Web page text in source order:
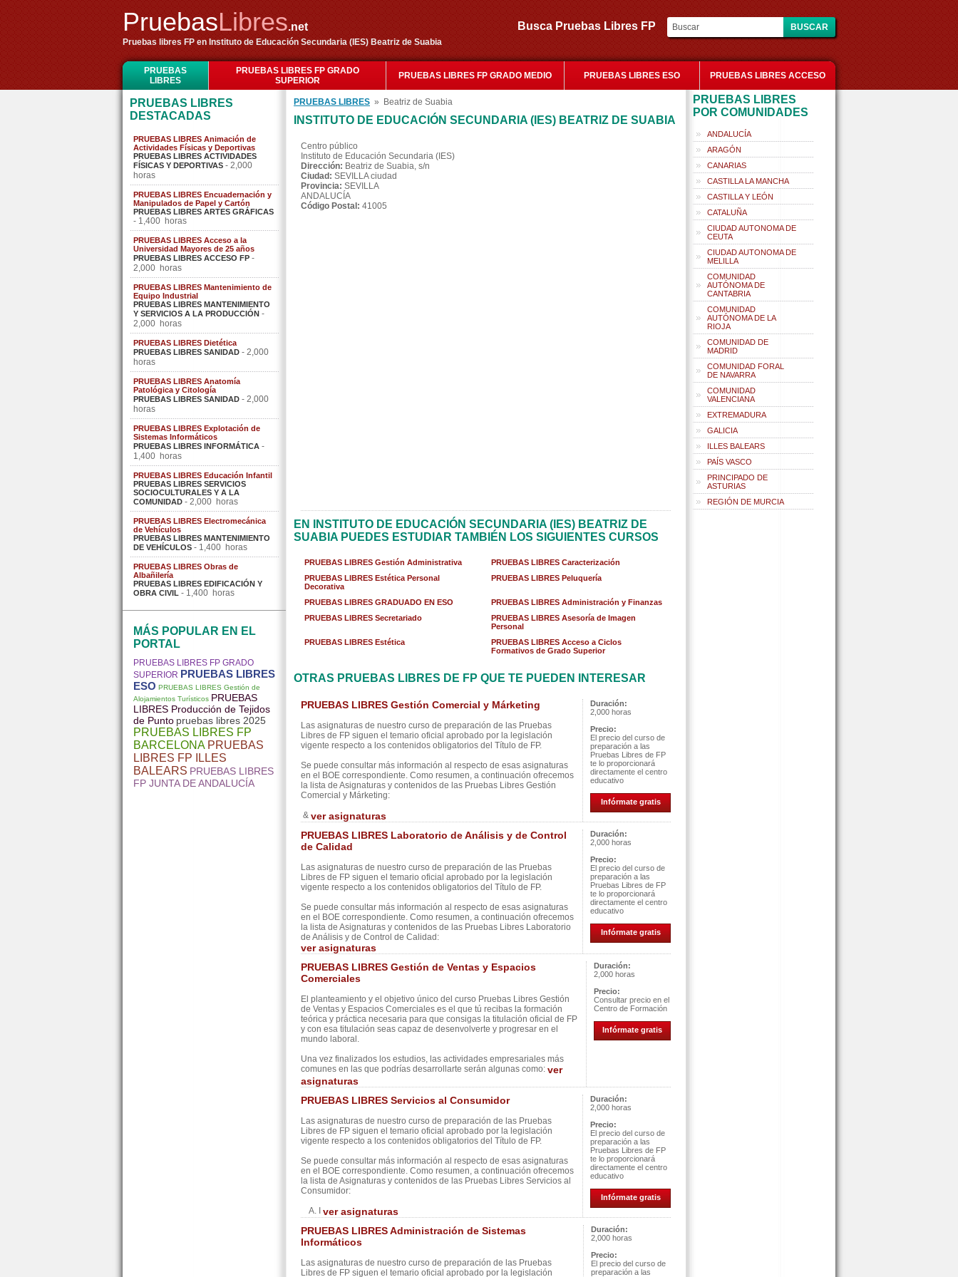
PruebasLibres.net
Pruebas libres FP en Instituto de Educación Secundaria (IES) Beatriz de Suabia
Busca Pruebas Libres FP
PRUEBAS
LIBRES
PRUEBAS LIBRES FP GRADO
SUPERIOR
PRUEBAS LIBRES FP GRADO MEDIO PRUEBAS LIBRES ESO PRUEBAS LIBRES ACCESO
PRUEBAS LIBRES
DESTACADAS
PRUEBAS LIBRES Animación de
Actividades Físicas y Deportivas
PRUEBAS LIBRES ACTIVIDADES
FÍSICAS Y DEPORTIVAS - 2,000
horas
PRUEBAS LIBRES Encuadernación y
Manipulados de Papel y Cartón
PRUEBAS LIBRES ARTES GRÁFICAS
- 1,400 horas
PRUEBAS LIBRES Acceso a la
Universidad Mayores de 25 años
PRUEBAS LIBRES ACCESO FP -
2,000 horas
PRUEBAS LIBRES Mantenimiento de
Equipo Industrial
PRUEBAS LIBRES MANTENIMIENTO
Y SERVICIOS A LA PRODUCCIÓN -
2,000 horas
PRUEBAS LIBRES Dietética
PRUEBAS LIBRES SANIDAD - 2,000
horas
PRUEBAS LIBRES Anatomía
Patológica y Citología
PRUEBAS LIBRES SANIDAD - 2,000
horas
PRUEBAS LIBRES Explotación de
Sistemas Informáticos
PRUEBAS LIBRES INFORMÁTICA -
1,400 horas
PRUEBAS LIBRES Educación Infantil
PRUEBAS LIBRES SERVICIOS
SOCIOCULTURALES Y A LA
COMUNIDAD - 2,000 horas
PRUEBAS LIBRES Electromecánica
de Vehículos
PRUEBAS LIBRES MANTENIMIENTO
DE VEHÍCULOS - 1,400 horas
PRUEBAS LIBRES Obras de
Albañilería
PRUEBAS LIBRES EDIFICACIÓN Y
OBRA CIVIL - 1,400 horas
MÁS POPULAR EN EL
PORTAL
PRUEBAS LIBRES FP GRADO
SUPERIOR PRUEBAS LIBRES
ESO PRUEBAS LIBRES Gestión de
Alojamientos Turísticos PRUEBAS
LIBRES Producción de Tejidos
de Punto pruebas libres 2025
PRUEBAS LIBRES FP
BARCELONA PRUEBAS
LIBRES FP ILLES
BALEARS PRUEBAS LIBRES
FP JUNTA DE ANDALUCÍA
PRUEBAS LIBRES » Beatriz de Suabia
INSTITUTO DE EDUCACIÓN SECUNDARIA (IES) BEATRIZ DE SUABIA
Centro público
Instituto de Educación Secundaria (IES)
Dirección: Beatriz de Suabia, s/n
Ciudad: SEVILLA ciudad
Provincia: SEVILLA
ANDALUCÍA
Código Postal: 41005
EN INSTITUTO DE EDUCACIÓN SECUNDARIA (IES) BEATRIZ DE
SUABIA PUEDES ESTUDIAR TAMBIÉN LOS SIGUIENTES CURSOS
PRUEBAS LIBRES Gestión Administrativa
PRUEBAS LIBRES Caracterización
PRUEBAS LIBRES Estética Personal
Decorativa
PRUEBAS LIBRES Peluquería
PRUEBAS LIBRES GRADUADO EN ESO
PRUEBAS LIBRES Administración y Finanzas
PRUEBAS LIBRES Secretariado
PRUEBAS LIBRES Asesoría de Imagen
Personal
PRUEBAS LIBRES Estética
PRUEBAS LIBRES Acceso a Ciclos
Formativos de Grado Superior
OTRAS PRUEBAS LIBRES DE FP QUE TE PUEDEN INTERESAR
PRUEBAS LIBRES Gestión Comercial y Márketing
Las asignaturas de nuestro curso de preparación de las Pruebas
Libres de FP siguen el temario oficial aprobado por la legislación
vigente respecto a los contenidos obligatorios del Título de FP.
Se puede consultar más información al respecto de esas asignaturas
en el BOE correspondiente. Como resumen, a continuación ofrecemos
la lista de Asignaturas y contenidos de las Pruebas Libres Gestión
Comercial y Márketing:
& ver asignaturas
Duración:
2,000 horas
Precio:
El precio del curso de
preparación a las
Pruebas Libres de FP
te lo proporcionará
directamente el centro
educativo
Infórmate gratis
PRUEBAS LIBRES Laboratorio de Análisis y de Control
de Calidad
Las asignaturas de nuestro curso de preparación de las Pruebas
Libres de FP siguen el temario oficial aprobado por la legislación
vigente respecto a los contenidos obligatorios del Título de FP.
Se puede consultar más información al respecto de esas asignaturas
en el BOE correspondiente. Como resumen, a continuación ofrecemos
la lista de Asignaturas y contenidos de las Pruebas Libres Laboratorio
de Análisis y de Control de Calidad:
ver asignaturas
Duración:
2,000 horas
Precio:
El precio del curso de
preparación a las
Pruebas Libres de FP
te lo proporcionará
directamente el centro
educativo
Infórmate gratis
PRUEBAS LIBRES Gestión de Ventas y Espacios
Comerciales
El planteamiento y el objetivo único del curso Pruebas Libres Gestión
de Ventas y Espacios Comerciales es el que tú recibas la formación
teórica y práctica necesaria para que consigas la titulación oficial de FP
y con esa titulación seas capaz de desenvolverte y progresar en el
mundo laboral.
Una vez finalizados los estudios, las actividades empresariales más
comunes en las que podrías desarrollarte serán algunas como: ver
asignaturas
Duración:
2,000 horas
Precio:
Consultar precio en el
Centro de Formación
Infórmate gratis
PRUEBAS LIBRES Servicios al Consumidor
Las asignaturas de nuestro curso de preparación de las Pruebas
Libres de FP siguen el temario oficial aprobado por la legislación
vigente respecto a los contenidos obligatorios del Título de FP.
Se puede consultar más información al respecto de esas asignaturas
en el BOE correspondiente. Como resumen, a continuación ofrecemos
la lista de Asignaturas y contenidos de las Pruebas Libres Servicios al
Consumidor:
A. I ver asignaturas
Duración:
2,000 horas
Precio:
El precio del curso de
preparación a las
Pruebas Libres de FP
te lo proporcionará
directamente el centro
educativo
Infórmate gratis
PRUEBAS LIBRES Administración de Sistemas
Informáticos
Las asignaturas de nuestro curso de preparación de las Pruebas
Libres de FP siguen el temario oficial aprobado por la legislación
Duración:
2,000 horas
Precio:
El precio del curso de
preparación a las
PRUEBAS LIBRES
POR COMUNIDADES
ANDALUCÍA
ARAGÓN
CANARIAS
CASTILLA LA MANCHA
CASTILLA Y LEÓN
CATALUÑA
CIUDAD AUTONOMA DE
CEUTA
CIUDAD AUTONOMA DE
MELILLA
COMUNIDAD
AUTÓNOMA DE
CANTABRIA
COMUNIDAD
AUTÓNOMA DE LA
RIOJA
COMUNIDAD DE
MADRID
COMUNIDAD FORAL
DE NAVARRA
COMUNIDAD
VALENCIANA
EXTREMADURA
GALICIA
ILLES BALEARS
PAÍS VASCO
PRINCIPADO DE
ASTURIAS
REGIÓN DE MURCIA